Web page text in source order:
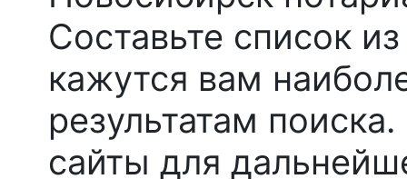
Составьте список
кажутся вам
результатам
сайты для